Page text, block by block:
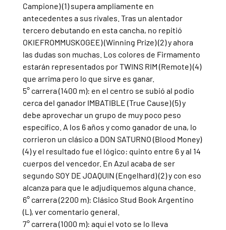
Campione) (1) supera ampliamente en
antecedentes a sus rivales. Tras un alentador
tercero debutando en esta cancha, no repitió
OKIEFROMMUSKOGEE) (Winning Prize) (2) y ahora
las dudas son muchas. Los colores de Firmamento
estarán representados por TWINS RIM (Remote) (4)
que arrima pero lo que sirve es ganar.
5° carrera (1400 m): en el centro se subió al podio
cerca del ganador IMBATIBLE (True Cause) (5) y
debe aprovechar un grupo de muy poco peso
específico. A los 6 años y como ganador de una, lo
corrieron un clásico a DON SATURNO (Blood Money)
(4) y el resultado fue el lógico: quinto entre 6 y al 14
cuerpos del vencedor. En Azul acaba de ser
segundo SOY DE JOAQUIN (Engelhard) (2) y con eso
alcanza para que le adjudiquemos alguna chance.
6° carrera (2200 m): Clásico Stud Book Argentino
(L), ver comentario general.
7° carrera (1000 m): aquí el voto se lo lleva